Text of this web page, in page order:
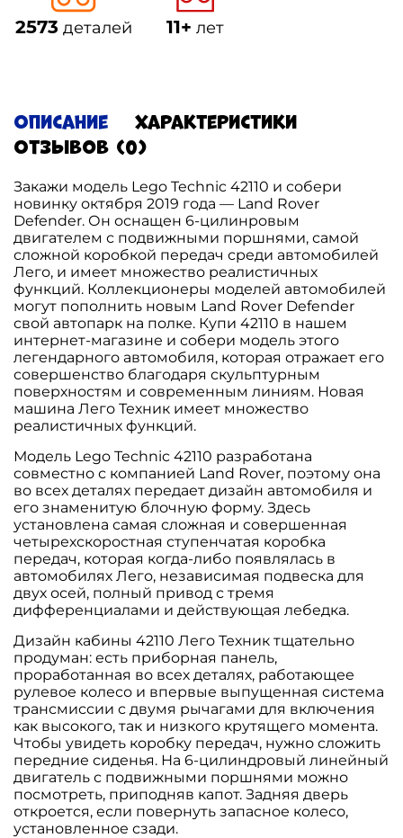
2573 деталей 11+ лет
Описание
Характеристики
Отзывов (0)
Закажи модель Lego Technic 42110 и собери
новинку октября 2019 года — Land Rover
Defender. Он оснащен 6-цилинровым
двигателем с подвижными поршнями, самой
сложной коробкой передач среди автомобилей
Лего, и имеет множество реалистичных
функций. Коллекционеры моделей автомобилей
могут пополнить новым Land Rover Defender
свой автопарк на полке. Купи 42110 в нашем
интернет-магазине и собери модель этого
легендарного автомобиля, которая отражает его
совершенство благодаря скульптурным
поверхностям и современным линиям. Новая
машина Лего Техник имеет множество
реалистичных функций.
Модель Lego Technic 42110 разработана
совместно с компанией Land Rover, поэтому она
во всех деталях передает дизайн автомобиля и
его знаменитую блочную форму. Здесь
установлена самая сложная и совершенная
четырехскоростная ступенчатая коробка
передач, которая когда-либо появлялась в
автомобилях Лего, независимая подвеска для
двух осей, полный привод с тремя
дифференциалами и действующая лебедка.
Дизайн кабины 42110 Лего Техник тщательно
продуман: есть приборная панель,
проработанная во всех деталях, работающее
рулевое колесо и впервые выпущенная система
трансмиссии с двумя рычагами для включения
как высокого, так и низкого крутящего момента.
Чтобы увидеть коробку передач, нужно сложить
передние сиденья. На 6-цилиндровый линейный
двигатель с подвижными поршнями можно
посмотреть, приподняв капот. Задняя дверь
откроется, если повернуть запасное колесо,
установленное сзади.